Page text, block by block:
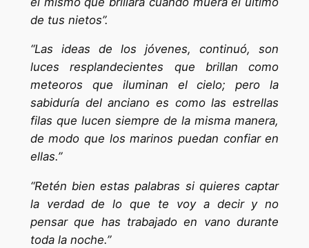
de tus nietos”.
“Las ideas de los jóvenes, continuó, son
luces resplandecientes que brillan como
meteoros que iluminan el cielo; pero la
sabiduría del anciano es como las estrellas
filas que lucen siempre de la misma manera,
de modo que los marinos puedan confiar en
ellas.”
“Retén bien estas palabras si quieres captar
la verdad de lo que te voy a decir y no
pensar que has trabajado en vano durante
toda la noche.”